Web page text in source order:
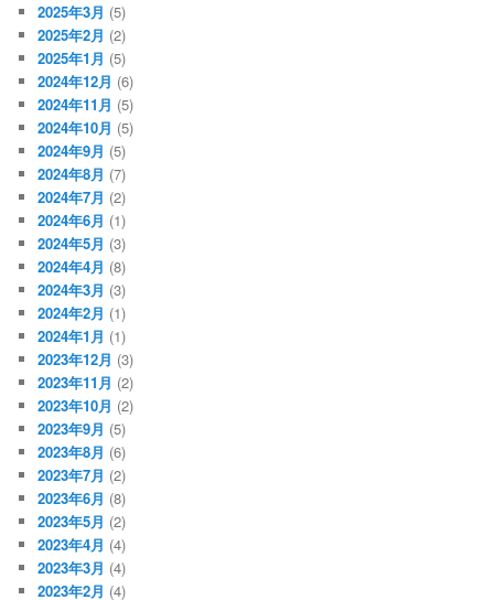
2025年3月 (5)
2025年2月 (2)
2025年1月 (5)
2024年12月 (6)
2024年11月 (5)
2024年10月 (5)
2024年9月 (5)
2024年8月 (7)
2024年7月 (2)
2024年6月 (1)
2024年5月 (3)
2024年4月 (8)
2024年3月 (3)
2024年2月 (1)
2024年1月 (1)
2023年12月 (3)
2023年11月 (2)
2023年10月 (2)
2023年9月 (5)
2023年8月 (6)
2023年7月 (2)
2023年6月 (8)
2023年5月 (2)
2023年4月 (4)
2023年3月 (4)
2023年2月 (4)